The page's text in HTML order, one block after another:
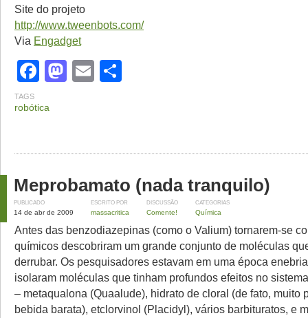
Site do projeto
http://www.tweenbots.com/
Via Engadget
Facebook
Mastodon
Email
TAGS
robótica
Meprobamato (nada tranquilo)
PUBLICADO
14 de abr de 2009
ESCRITO POR
massacritica
DISCUSSÃO
Comente!
CATEGORIAS
Química
Antes das benzodiazepinas (como o Valium) tornarem-se
químicos descobriram um grande conjunto de moléculas
derrubar. Os pesquisadores estavam em uma época
isolaram moléculas que tinham profundos efeitos no
– metaqualona (Quaalude), hidrato de cloral (de fato, muito
bebida barata), etclorvinol (Placidyl), vários barbituratos, e